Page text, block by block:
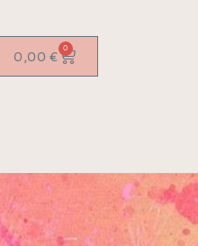
0,00 € 0